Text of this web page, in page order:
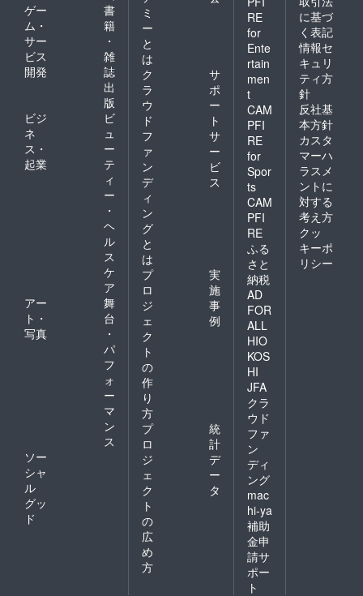
ゲー
ム・
サー
ビス
開発
書
籍
・
雑
誌
出
版
ビジ
ネ
ス・
起業
ビ
ュ
ー
テ
ィ
ー
・
ヘ
ル
ス
ケ
ア
アー
ト・
写真
舞
台
・
パ
フ
ォ
ー
マ
ン
ス
ソー
シャ
ル
グッ
ド
ミ
ー
と
は
ク
ラ
ウ
ド
フ
ァ
ン
デ
ィ
ン
グ
と
は
サ
ポ
ー
ト
サ
ー
ビ
ス
プ
ロ
ジ
ェ
ク
ト
の
作
り
方
実
施
事
例
プ
ロ
ジ
ェ
ク
ト
の
広
め
方
統
計
デ
ー
タ
RE
for
Ente
rtain
men
t
CAM
PFI
RE
for
Spor
ts
CAM
PFI
RE
ふる
さと
納税
AD
FOR
ALL
HIO
KOS
HI
JFA
クラ
ウド
ファ
ン
ディ
ング
mac
hi-ya
補助
金申
請サ
ポー
ト
に基づ
く表記
情報セ
キュリ
ティ方
針
反社基
本方針
カスタ
マーハ
ラスメ
ントに
対する
考え方
クッ
キーポ
リシー